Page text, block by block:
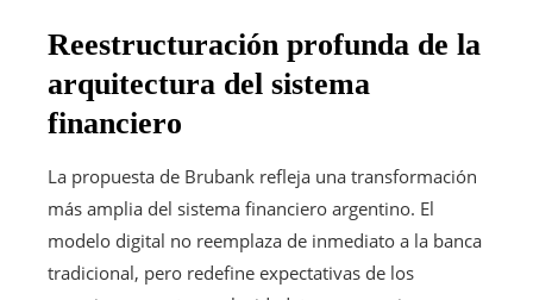
Reestructuración profunda de la
arquitectura del sistema
financiero
La propuesta de Brubank refleja una transformación
más amplia del sistema financiero argentino. El
modelo digital no reemplaza de inmediato a la banca
tradicional, pero redefine expectativas de los